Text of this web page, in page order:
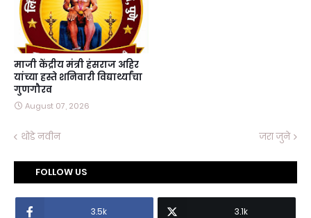
माजी केंद्रीय मंत्री हंसराज अहिर
यांच्या हस्ते शनिवारी विद्यार्थ्यांचा
गुणगौरव
August 07, 2026
थोडे नवीन जरा जुने
FOLLOW US
3.5k 3.1k